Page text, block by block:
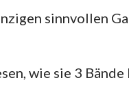
sinnvollen
wie sie 3